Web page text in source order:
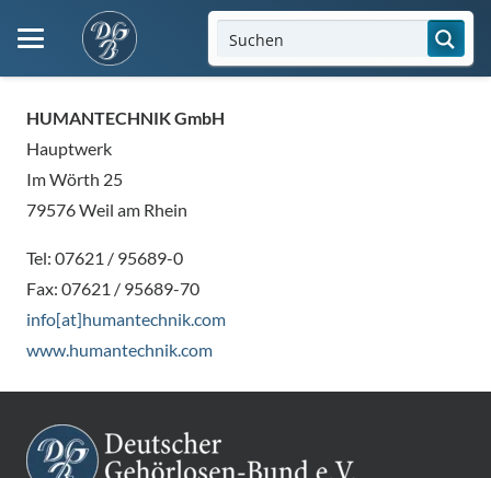
HUMANTECHNIK GmbH
Hauptwerk
Im Wörth 25
79576 Weil am Rhein
Tel: 07621 / 95689-0
Fax: 07621 / 95689-70
info[at]humantechnik.com
www.humantechnik.com